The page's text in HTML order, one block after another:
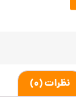
نظرات (0)